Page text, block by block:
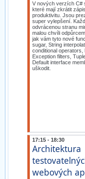
V nových verzích C#
které mají zkrátit
produktivitu. Jsou
super vylepšení.
odvrácenou stranu
malou chvíli
jak vám tyto nové
sugar, String
conditional operators,
Exception filters,
Default interface
uškodit.
17:15 - 18:30
Architektura
webových